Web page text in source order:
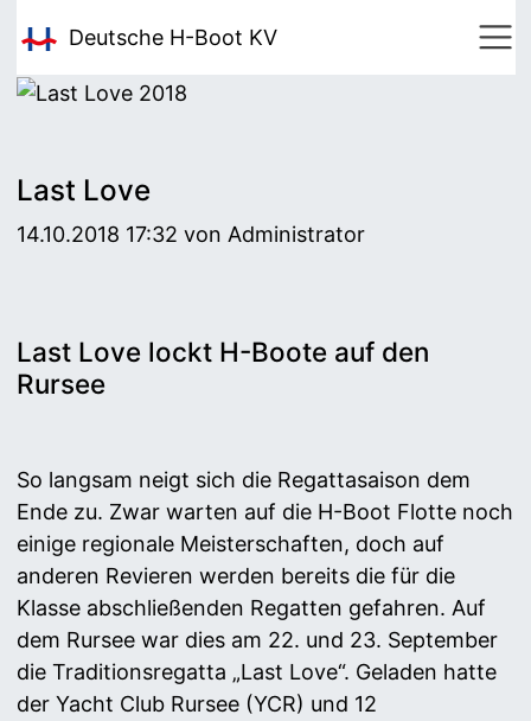
Deutsche H-Boot KV
Last Love
14.10.2018 17:32 von Administrator
Last Love lockt H-Boote auf den
Rursee
So langsam neigt sich die Regattasaison dem
Ende zu. Zwar warten auf die H-Boot Flotte noch
einige regionale Meisterschaften, doch auf
anderen Revieren werden bereits die für die
Klasse abschließenden Regatten gefahren. Auf
dem Rursee war dies am 22. und 23. September
die Traditionsregatta „Last Love“. Geladen hatte
der Yacht Club Rursee (YCR) und 12